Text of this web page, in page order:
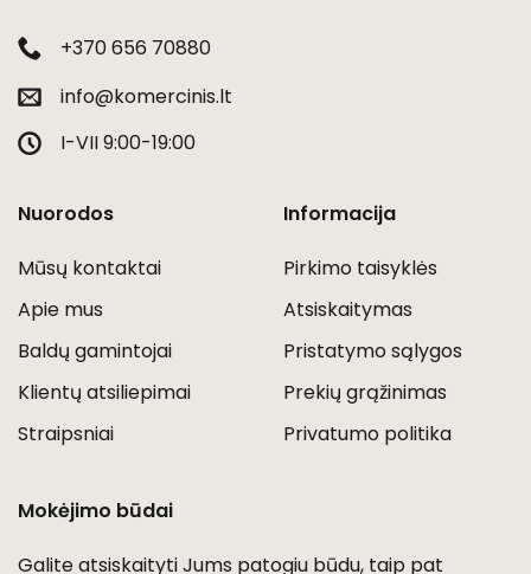
+370 656 70880
info@komercinis.lt
I-VII 9:00-19:00
Nuorodos
Mūsų kontaktai
Apie mus
Baldų gamintojai
Klientų atsiliepimai
Straipsniai
Informacija
Pirkimo taisyklės
Atsiskaitymas
Pristatymo sąlygos
Prekių grąžinimas
Privatumo politika
Mokėjimo būdai
Galite atsiskaityti Jums patogiu būdu, taip pat